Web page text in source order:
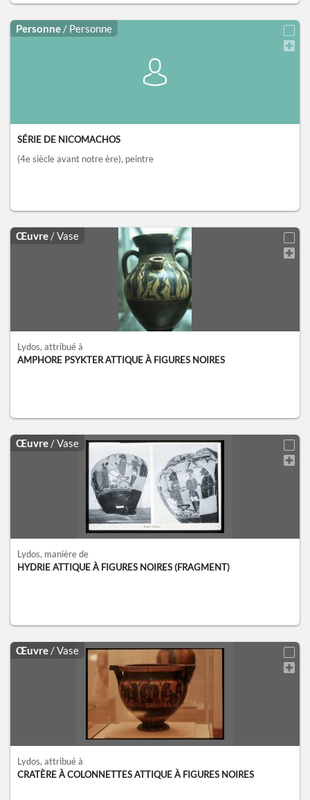
Personne / Personne
SÉRIE DE NICOMACHOS
(4e siècle avant notre ère), peintre
Œuvre / Vase
Lydos, attribué à
AMPHORE PSYKTER ATTIQUE À FIGURES NOIRES
Œuvre / Vase
Lydos, manière de
HYDRIE ATTIQUE À FIGURES NOIRES (FRAGMENT)
Œuvre / Vase
Lydos, attribué à
CRATÈRE À COLONNETTES ATTIQUE À FIGURES NOIRES